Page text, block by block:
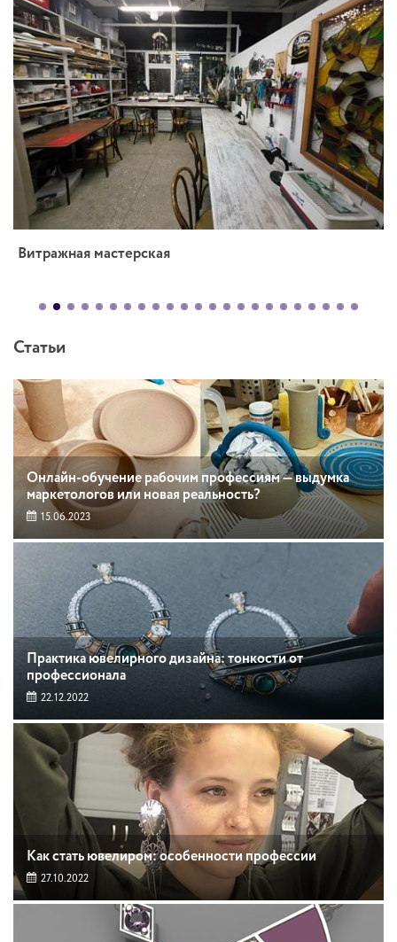
Витражная мастерская
Статьи
Онлайн-обучение рабочим профессиям — выдумка
маркетологов или новая реальность?
15.06.2023
Практика ювелирного дизайна: тонкости от
профессионала
22.12.2022
Как стать ювелиром: особенности профессии
27.10.2022